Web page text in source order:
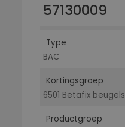
57130009
Type
BAC
Kortingsgroep
6501 Betafix beugels
Productgroep